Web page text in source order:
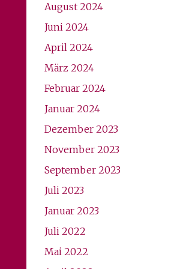
August 2024
Juni 2024
April 2024
März 2024
Februar 2024
Januar 2024
Dezember 2023
November 2023
September 2023
Juli 2023
Januar 2023
Juli 2022
Mai 2022